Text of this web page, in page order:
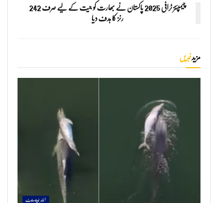
چیمپئنز ٹرافی 2025 پاکستان نے بھارت کو جیت کے لیے صرف 242
رنز کا ہدف دیا
مزیدخبریں
انٹرٹینمنٹ